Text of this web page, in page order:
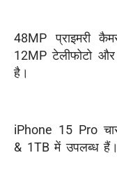
48MP प्राइमरी
12MP टेलीफोटो
है।
iPhone 15 Pro
& 1TB में उपलब्ध हैं।